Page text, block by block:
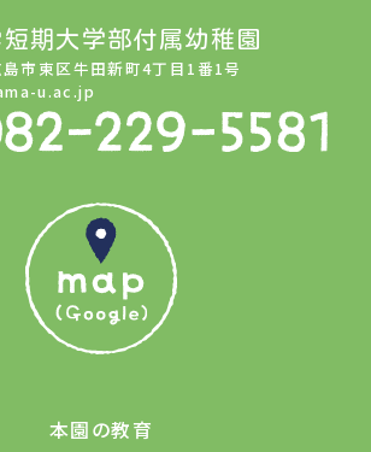
短期大学部付属幼稚園
市東区牛田新町4丁目1番1号
u.ac.jp
本園の教育